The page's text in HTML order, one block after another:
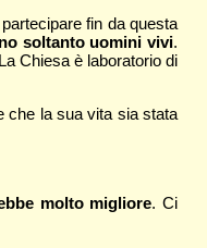
fin da questa
soltanto uomini vivi.
Chiesa è laboratorio di
che la sua vita sia stata
molto migliore. Ci